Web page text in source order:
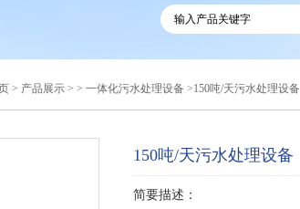
> 产品展示 > > 一体化污水处理设备 >150吨/天污水处理设备
150吨/天污水处理设备
简要描述：